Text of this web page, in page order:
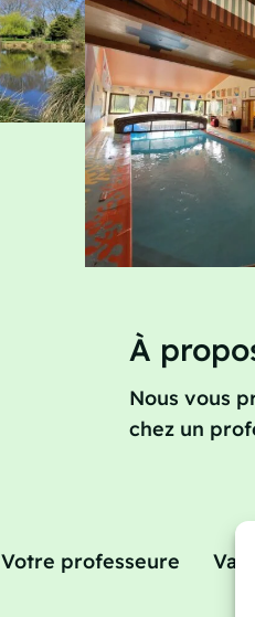
À
Nous vous
chez un
Votre professeure